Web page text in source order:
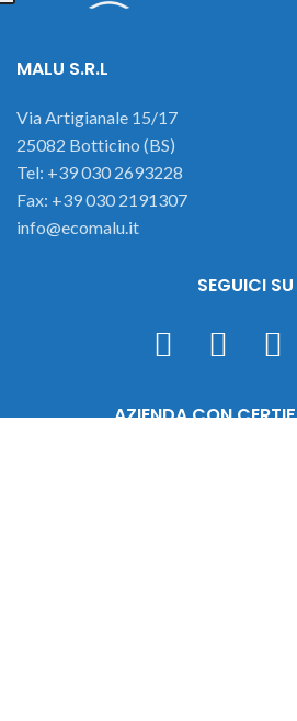
MALU S.R.L
Via Artigianale 15/17
25082 Botticino (BS)
Tel: +39 030 2693228
Fax: +39 030 2191307
info@ecomalu.it
SEGUICI SU
AZIENDA CON